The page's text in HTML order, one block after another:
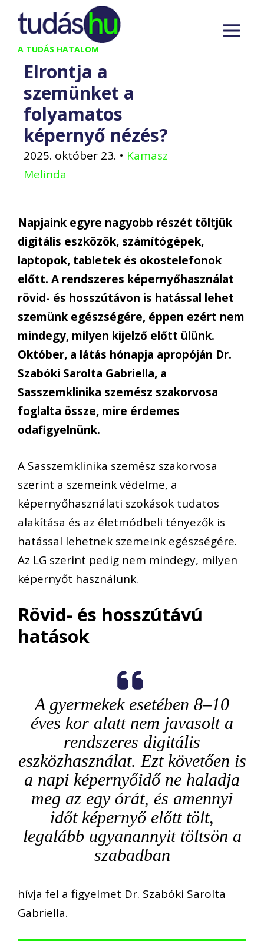
Kilépés
tartalomba
A TUDÁS HATALOM
Elrontja a
szemünket a
folyamatos
képernyő nézés?
2025. október 23. • Kamasz
Melinda
Napjaink egyre nagyobb részét töltjük
digitális eszközök, számítógépek,
laptopok, tabletek és okostelefonok
előtt. A rendszeres képernyőhasználat
rövid- és hosszútávon is hatással lehet
szemünk egészségére, éppen ezért nem
mindegy, milyen kijelző előtt ülünk.
Október, a látás hónapja apropóján Dr.
Szabóki Sarolta Gabriella, a
Sasszemklinika szemész szakorvosa
foglalta össze, mire érdemes
odafigyelnünk.
A Sasszemklinika szemész szakorvosa
szerint a szemeink védelme, a
képernyőhasználati szokások tudatos
alakítása és az életmódbeli tényezők is
hatással lehetnek szemeink egészségére.
Az LG szerint pedig nem mindegy, milyen
képernyőt használunk.
Rövid- és hosszútávú
hatások
A gyermekek esetében 8–10
éves kor alatt nem javasolt a
rendszeres digitális
eszközhasználat. Ezt követően is
a napi képernyőidő ne haladja
meg az egy órát, és amennyi
időt képernyő előtt tölt,
legalább ugyanannyit töltsön a
szabadban
hívja fel a figyelmet Dr. Szabóki Sarolta
Gabriella.